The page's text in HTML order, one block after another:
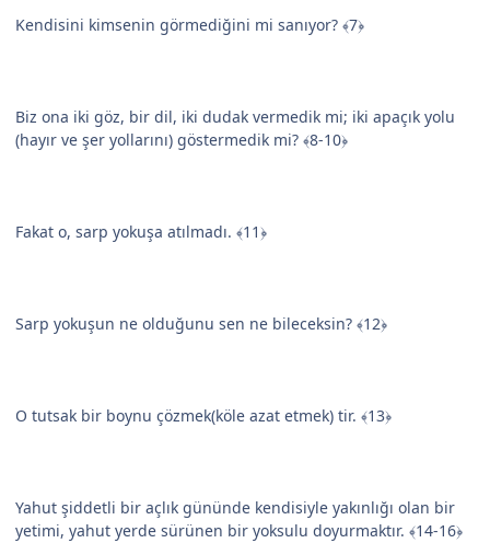
Kendisini kimsenin görmediğini mi sanıyor? ﴾7﴿
Biz ona iki göz, bir dil, iki dudak vermedik mi; iki apaçık yolu
(hayır ve şer yollarını) göstermedik mi? ﴾8-10﴿
Fakat o, sarp yokuşa atılmadı. ﴾11﴿
Sarp yokuşun ne olduğunu sen ne bileceksin? ﴾12﴿
O tutsak bir boynu çözmek(köle azat etmek) tir. ﴾13﴿
Yahut şiddetli bir açlık gününde kendisiyle yakınlığı olan bir
yetimi, yahut yerde sürünen bir yoksulu doyurmaktır. ﴾14-16﴿